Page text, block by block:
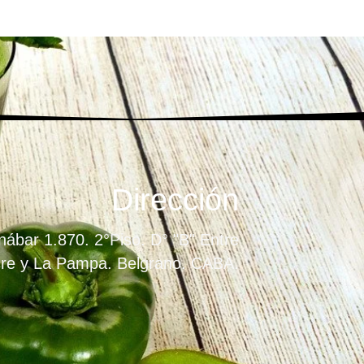
Dirección
1.870. 2°Piso. D° "B" Entre
y La Pampa. Belgrano. CABA.